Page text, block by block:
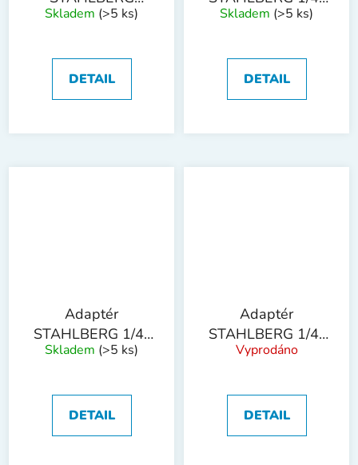
rychloupínací 1/4"
Skladem (>5 ks)
DETAIL
150mm magnet
Skladem (>5 ks)
DETAIL
Adaptér
STAHLBERG 1/4"
6hran 6mm
Skladem (>5 ks)
DETAIL
Adaptér
STAHLBERG 1/4"
6hran 7mm
Vyprodáno
DETAIL